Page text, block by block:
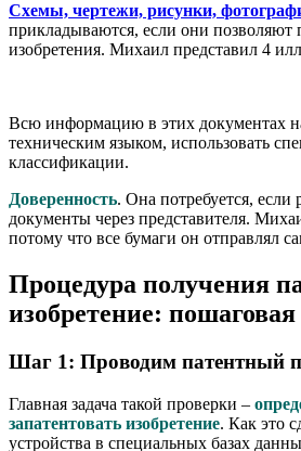
Схемы, чертежи, рисунки,
прикладываются, если они позволяют
изобретения. Михаил представил 4
Всю информацию в этих документах
техническим языком, использовать
классификации.
Доверенность. Она потребуется, если
документы через представителя.
потому что все бумаги он отправлял
Процедура получения
изобретение:
Шаг 1: Проводим патентный
Главная задача такой проверки –
запатентовать изобретение. Как это
устройства в специальных базах